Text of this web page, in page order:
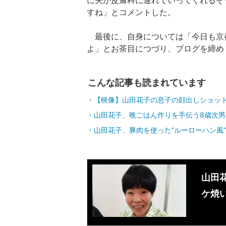
すね」とコメントした。
最後に、自身については「今日も
よ」とお茶目につづり、ブログを締
こんな記事も読まれています
【映像】山田花子の息子の顔出しショッ
山田花子、晩ごはん作りを手伝う8歳次
山田花子、豚肉を使った“ルーローハン風
山田
ケ焼